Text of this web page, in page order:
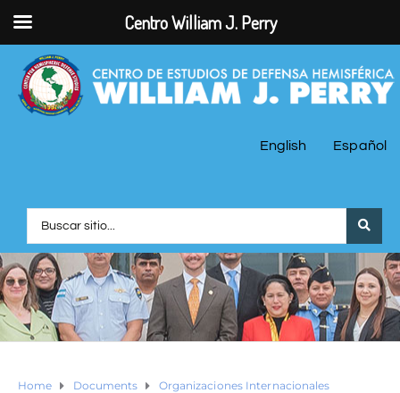
English Español
Home Documents Organizaciones Internacionales
Centro William J. Perry